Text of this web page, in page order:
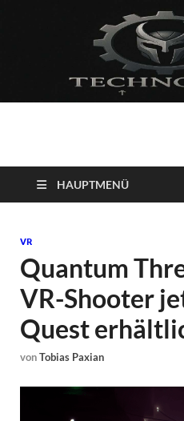
und
Blockbuster, Indie-Perlen und
HAUPTMENÜ
VR
Quantum
VR-Shooter
Quest
vonTobias Paxian